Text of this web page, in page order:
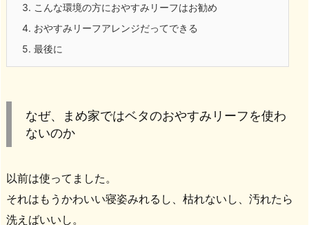
3. こんな環境の方におやすみリーフはお勧め
4. おやすみリーフアレンジだってできる
5. 最後に
なぜ、まめ家ではベタのおやすみリーフを使わ
ないのか
以前は使ってました。
それはもうかわいい寝姿みれるし、枯れないし、汚れたら
洗えばいいし。